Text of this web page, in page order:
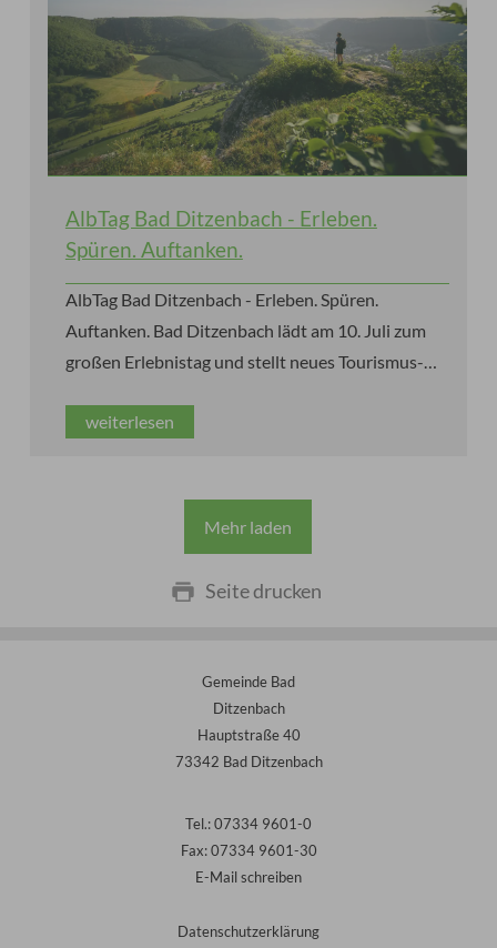
AlbTag Bad Ditzenbach - Erleben.
Spüren. Auftanken.
AlbTag Bad Ditzenbach - Erleben. Spüren.
Auftanken. Bad Ditzenbach lädt am 10. Juli zum
großen Erlebnistag und stellt neues Tourismus-
weiterlesen
Mehr laden
Seite drucken
Gemeinde Bad
Ditzenbach
Hauptstraße 40
73342 Bad Ditzenbach
Tel.: 07334 9601-0
Fax: 07334 9601-30
E-Mail schreiben
Datenschutzerklärung